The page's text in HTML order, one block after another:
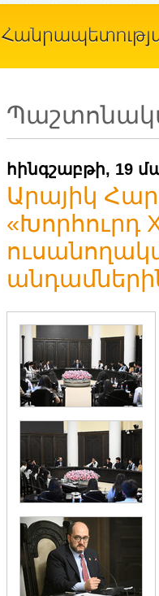
հինգշաբթի, 19
Արայիկ